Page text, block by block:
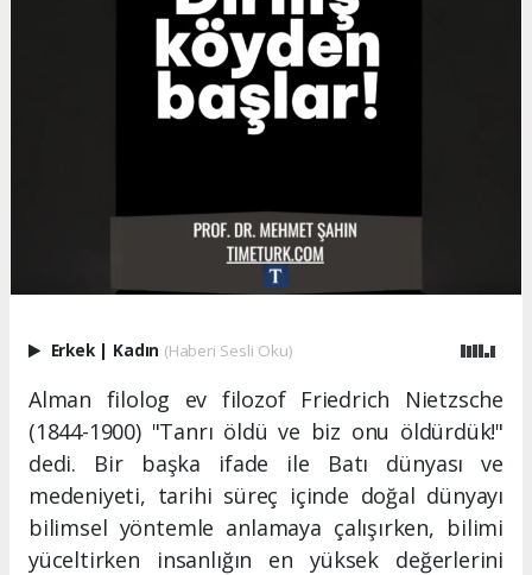
Erkek | Kadın (Haberi Sesli Oku)
Alman filolog ev filozof Friedrich Nietzsche
(1844-1900) "Tanrı öldü ve biz onu öldürdük!"
dedi. Bir başka ifade ile Batı dünyası ve
medeniyeti, tarihi süreç içinde doğal dünyayı
bilimsel yöntemle anlamaya çalışırken, bilimi
yüceltirken insanlığın en yüksek değerlerini